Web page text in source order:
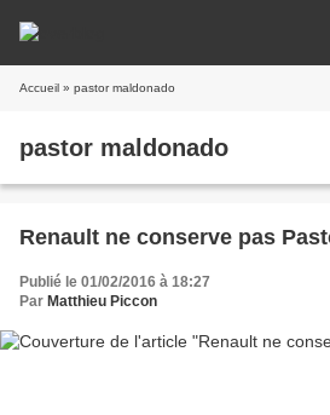
Accueil » pastor maldonado
pastor maldonado
Renault ne conserve pas
Publié le 01/02/2016 à 18:27
Par Matthieu Piccon